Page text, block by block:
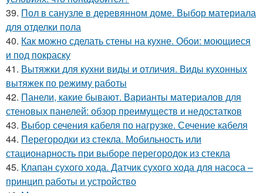
39. Пол в санузле в деревянном доме. Выбор материала
для отделки пола
40. Как можно сделать стены на кухне. Обои: моющиеся
и под покраску
41. Вытяжки для кухни виды и отличия. Виды кухонных
вытяжек по режиму работы
42. Панели, какие бывают. Варианты материалов для
стеновых панелей: обзор преимуществ и недостатков
43. Выбор сечения кабеля по нагрузке. Сечение кабеля
44. Перегородки из стекла. Мобильность или
стационарность при выборе перегородок из стекла
45. Клапан сухого хода. Датчик сухого хода для насоса –
принцип работы и устройство